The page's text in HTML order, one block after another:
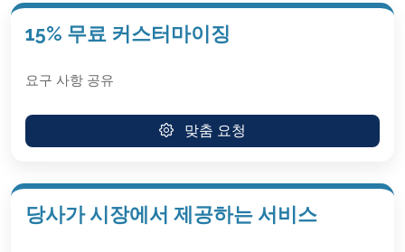
15% 무료 커스터마이징
요구 사항 공유
맞춤 요청
당사가 시장에서 제공하는 서비스